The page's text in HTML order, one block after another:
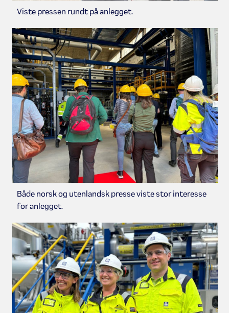
Viste pressen rundt på anlegget.
Både norsk og utenlandsk presse viste stor interesse
for anlegget.